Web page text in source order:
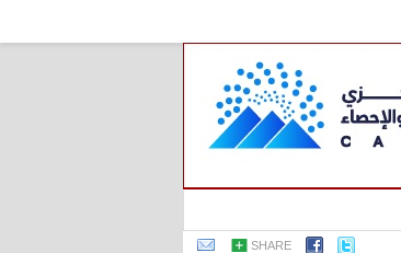
SHARE